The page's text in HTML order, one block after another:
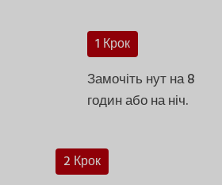
1 Крок
Замочіть нут на 8
годин або на ніч.
2 Крок